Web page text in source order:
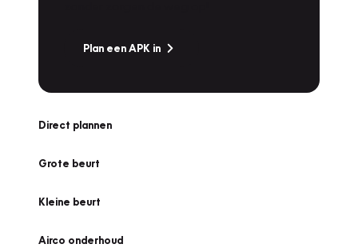
Plan een APK in
Direct plannen
Grote beurt
Kleine beurt
Airco onderhoud